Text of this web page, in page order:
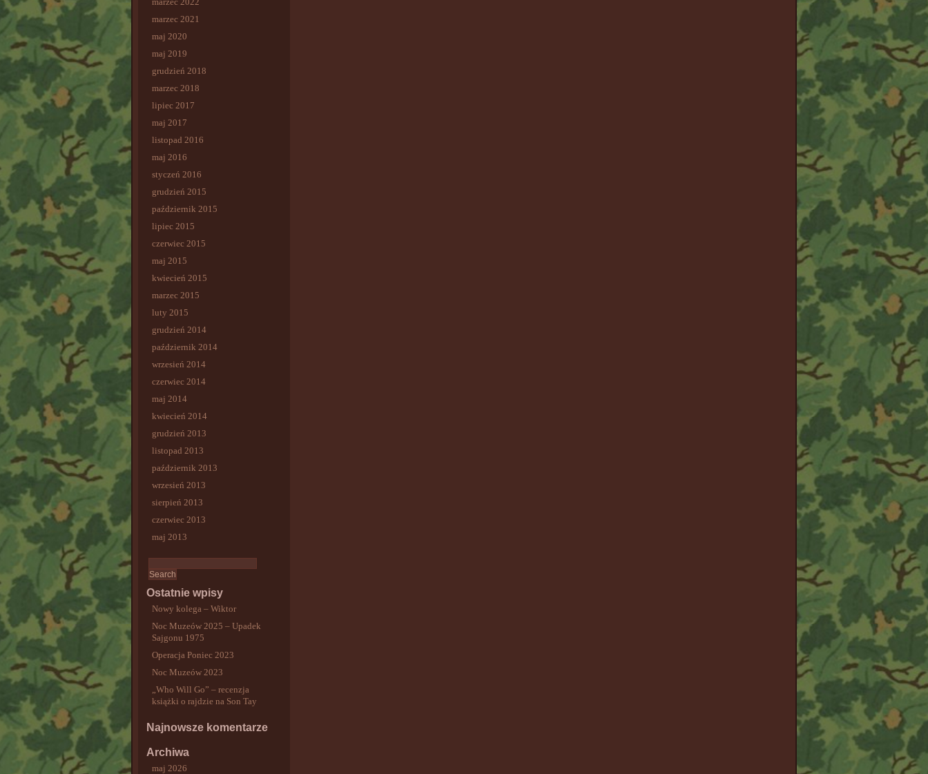
marzec 2021
maj 2020
maj 2019
grudzień 2018
marzec 2018
lipiec 2017
maj 2017
listopad 2016
maj 2016
styczeń 2016
grudzień 2015
październik 2015
lipiec 2015
czerwiec 2015
maj 2015
kwiecień 2015
marzec 2015
luty 2015
grudzień 2014
październik 2014
wrzesień 2014
czerwiec 2014
maj 2014
kwiecień 2014
grudzień 2013
listopad 2013
październik 2013
wrzesień 2013
sierpień 2013
czerwiec 2013
maj 2013
Ostatnie wpisy
Nowy kolega – Wiktor
Noc Muzeów 2025 – Upadek
Sajgonu 1975
Operacja Poniec 2023
Noc Muzeów 2023
„Who Will Go” – recenzja
książki o rajdzie na Son Tay
Najnowsze komentarze
Archiwa
maj 2026